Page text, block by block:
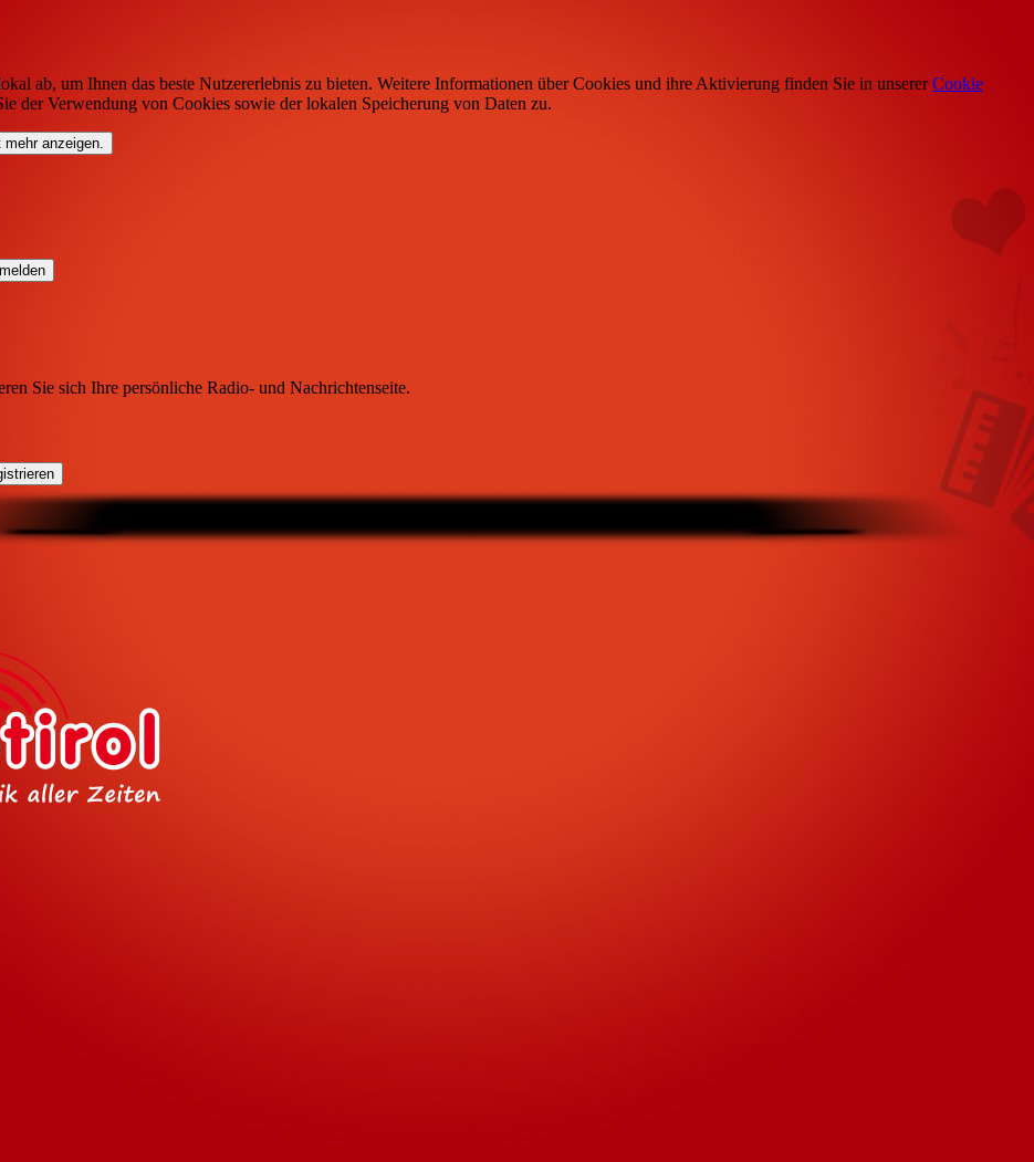
ab, um Ihnen das beste Nutzererlebnis zu bieten. Weitere Informationen über Cookies und ihre Aktivierung finden Sie in unsererCookie
der Verwendung von Cookies sowie der lokalen Speicherung von Daten zu.
anzeigen.
Sie sich Ihre persönliche Radio- und Nachrichtenseite.